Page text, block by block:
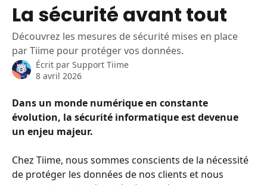
La sécurité avant tout
Découvrez les mesures de sécurité mises en place
par Tiime pour protéger vos données.
Écrit par Support Tiime
8 avril 2026
Dans un monde numérique en constante
évolution, la sécurité informatique est devenue
un enjeu majeur.
Chez Tiime, nous sommes conscients de la nécessité
de protéger les données de nos clients et nous